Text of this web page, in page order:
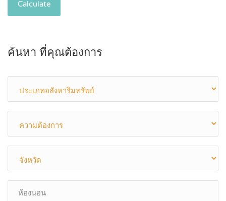
Calculate
ค้นหา ที่คุณต้องการ